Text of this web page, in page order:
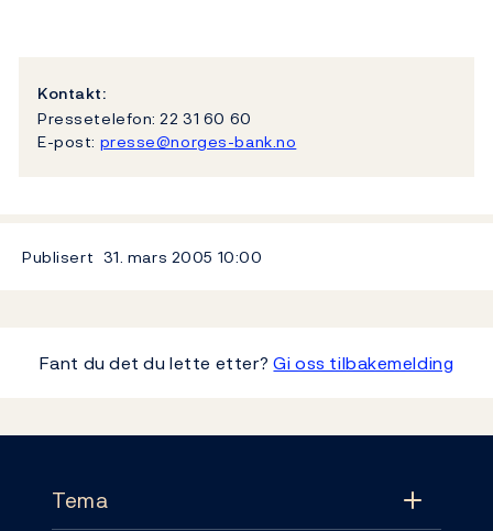
Kontakt:
Pressetelefon: 22 31 60 60
E-post: presse@norges-bank.no
Publisert 31. mars 2005 10:00
Fant du det du lette etter?Gi oss tilbakemelding
Tema